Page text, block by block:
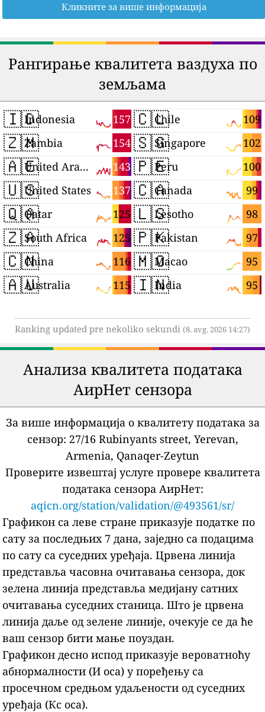
Кликните за више информација
Рангирање квалитета ваздуха по
земљама
🇮🇩 157
Indonesia
🇿🇲 154
Zambia
🇦🇪 143
United Arab Emirates
🇺🇸 137
United States
🇶🇦 125
Qatar
🇿🇦 125
South Africa
🇨🇳 116
China
🇦🇺 115
Australia
🇨🇱 109
Chile
🇸🇬 102
Singapore
🇵🇪 100
Peru
🇨🇦 99
Canada
🇱🇸 98
Lesotho
🇵🇰 97
Pakistan
🇲🇴 95
Macao
🇮🇳 95
India
Ranking updated pre nekoliko sekundi (8. avg. 2026 14:27)
Анализа квалитета података
АирНет сензора
За више информација о квалитету података за
сензор: 27/16 Rubinyants street, Yerevan,
Armenia, Qanaqer-Zeytun
Проверите извештај услуге провере квалитета
података сензора АирНет:
aqicn.org/station/validation/@493561/sr/
Графикон са леве стране приказује податке по
сату за последњих 7 дана, заједно са подацима
по сату са суседних уређаја. Црвена линија
представља часовна очитавања сензора, док
зелена линија представља медијану сатних
очитавања суседних станица. Што је црвена
линија даље од зелене линије, очекује се да ће
ваш сензор бити мање поуздан.
Графикон десно испод приказује вероватноћу
абнормалности (И оса) у поређењу са
просечном средњом удаљености од суседних
уређаја (Кс оса).